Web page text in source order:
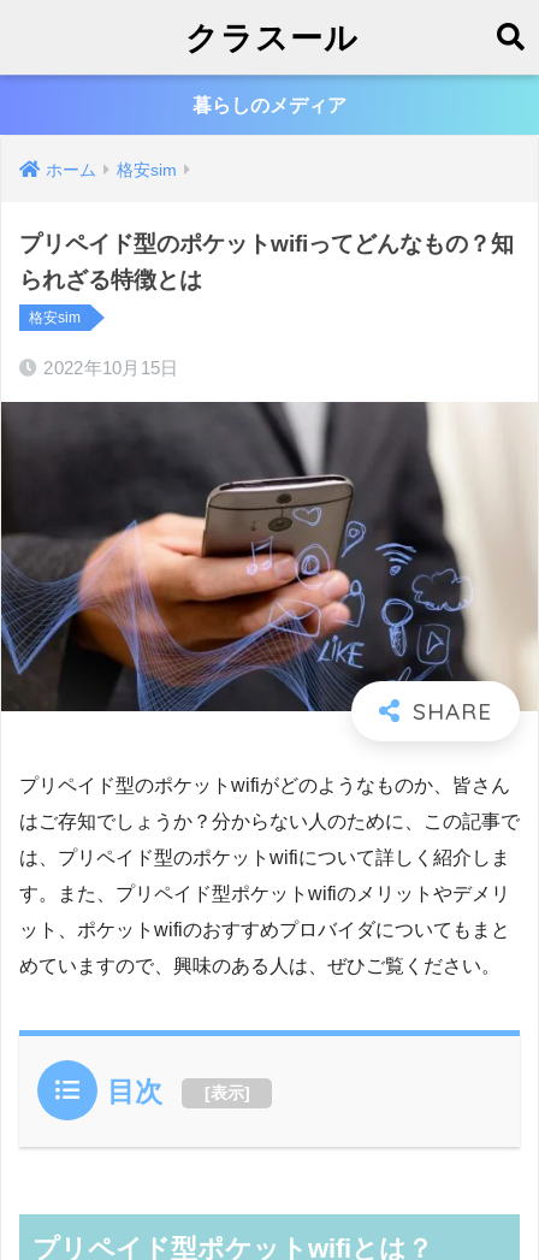
クラスール
暮らしのメディア
ホーム 格安sim
プリペイド型のポケットwifiってどんなもの？知
られざる特徴とは
格安sim
2022年10月15日
プリペイド型のポケットwifiがどのようなものか、皆さん
はご存知でしょうか？分からない人のために、この記事で
は、プリペイド型のポケットwifiについて詳しく紹介しま
す。また、プリペイド型ポケットwifiのメリットやデメリ
ット、ポケットwifiのおすすめプロバイダについてもまと
めていますので、興味のある人は、ぜひご覧ください。
目次 [表示]
プリペイド型ポケットwifiとは？